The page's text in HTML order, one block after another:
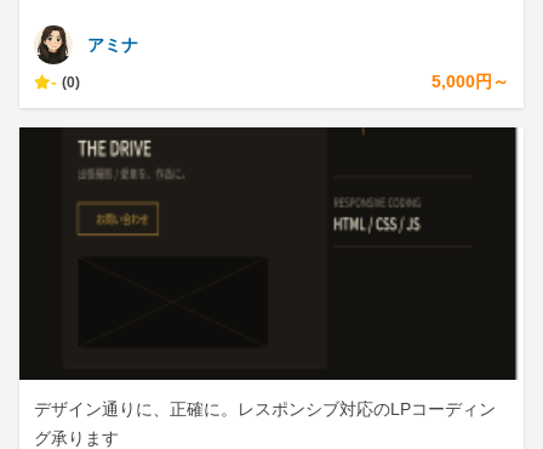
アミナ
- (0) 5,000円～
デザイン通りに、正確に。レスポンシブ対応のLPコーディン
グ承ります